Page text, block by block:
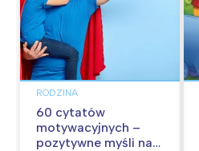
RODZINA
60 cytatów
motywacyjnych –
pozytywne myśli na